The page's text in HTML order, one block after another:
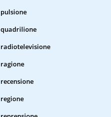
pulsione
quadrilione
radiotelevisione
ragione
recensione
regione